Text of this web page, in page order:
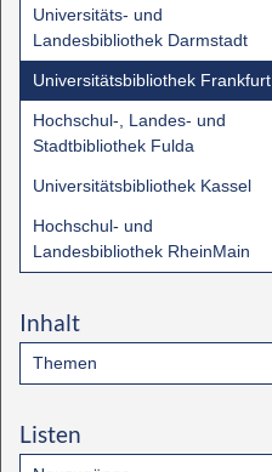
Universitäts- und
Landesbibliothek Darmstadt
Universitätsbibliothek Frankfurt
Hochschul-, Landes- und
Stadtbibliothek Fulda
Universitätsbibliothek Kassel
Hochschul- und
Landesbibliothek RheinMain
Inhalt
Themen
Listen